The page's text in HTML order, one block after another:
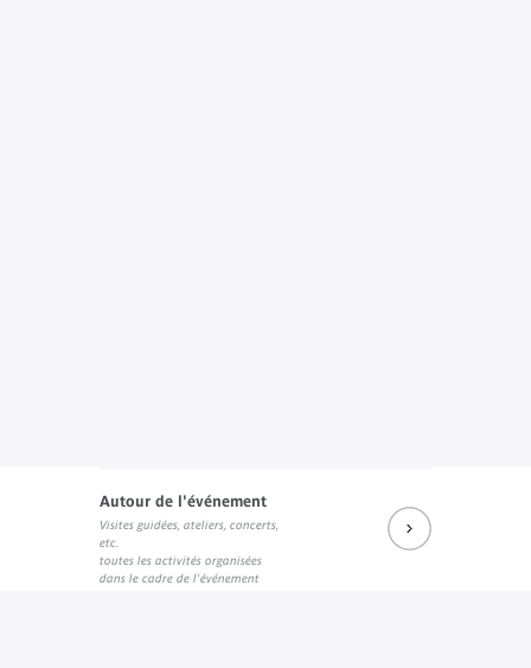
Autour de l'événement
Visites guidées, ateliers, concerts,
etc.
toutes les activités organisées
dans le cadre de l'événement